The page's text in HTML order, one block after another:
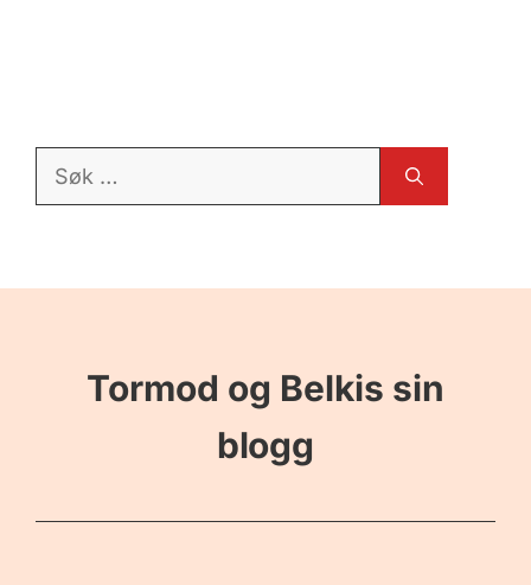
Søk
Tormod og Belkis sin
blogg